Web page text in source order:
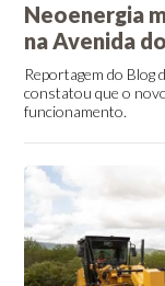
Neoenergia
na Avenida
Reportagem do Blog
constatou que o
funcionamento.